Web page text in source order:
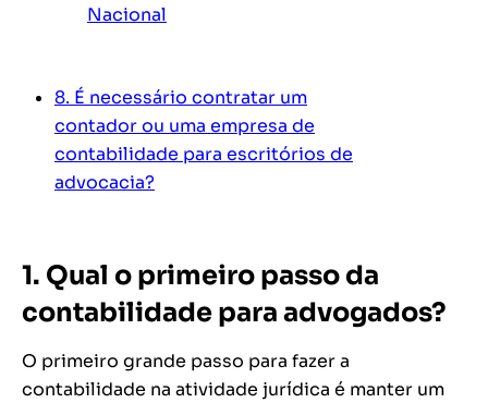
Nacional
8. É necessário contratar um
contador ou uma empresa de
contabilidade para escritórios de
advocacia?
1. Qual o primeiro passo da
contabilidade para advogados?
O primeiro grande passo para fazer a
contabilidade na atividade jurídica é manter um